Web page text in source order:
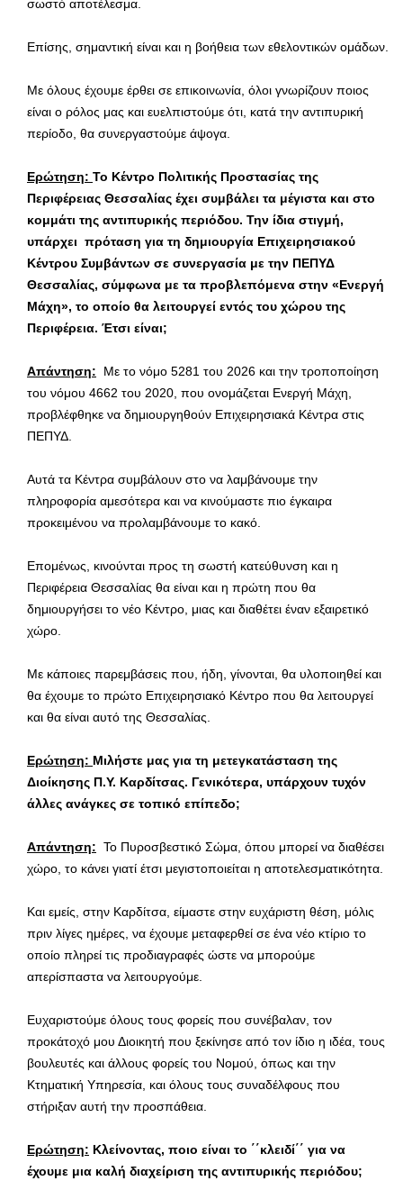
σωστό αποτέλεσμα.
Επίσης, σημαντική είναι και η βοήθεια των εθελοντικών ομάδων.
Με όλους έχουμε έρθει σε επικοινωνία, όλοι γνωρίζουν ποιος
είναι ο ρόλος μας και ευελπιστούμε ότι, κατά την αντιπυρική
περίοδο, θα συνεργαστούμε άψογα.
Ερώτηση: Το Κέντρο Πολιτικής Προστασίας της
Περιφέρειας Θεσσαλίας έχει συμβάλει τα μέγιστα και στο
κομμάτι της αντιπυρικής περιόδου. Την ίδια στιγμή,
υπάρχει πρόταση για τη δημιουργία Επιχειρησιακού
Κέντρου Συμβάντων σε συνεργασία με την ΠΕΠΥΔ
Θεσσαλίας, σύμφωνα με τα προβλεπόμενα στην «Ενεργή
Μάχη», το οποίο θα λειτουργεί εντός του χώρου της
Περιφέρεια. Έτσι είναι;
Απάντηση: Με το νόμο 5281 του 2026 και την τροποποίηση
του νόμου 4662 του 2020, που ονομάζεται Ενεργή Μάχη,
προβλέφθηκε να δημιουργηθούν Επιχειρησιακά Κέντρα στις
ΠΕΠΥΔ.
Αυτά τα Κέντρα συμβάλουν στο να λαμβάνουμε την
πληροφορία αμεσότερα και να κινούμαστε πιο έγκαιρα
προκειμένου να προλαμβάνουμε το κακό.
Επομένως, κινούνται προς τη σωστή κατεύθυνση και η
Περιφέρεια Θεσσαλίας θα είναι και η πρώτη που θα
δημιουργήσει το νέο Κέντρο, μιας και διαθέτει έναν εξαιρετικό
χώρο.
Με κάποιες παρεμβάσεις που, ήδη, γίνονται, θα υλοποιηθεί και
θα έχουμε το πρώτο Επιχειρησιακό Κέντρο που θα λειτουργεί
και θα είναι αυτό της Θεσσαλίας.
Ερώτηση: Μιλήστε μας για τη μετεγκατάσταση της
Διοίκησης Π.Υ. Καρδίτσας. Γενικότερα, υπάρχουν τυχόν
άλλες ανάγκες σε τοπικό επίπεδο;
Απάντηση: Το Πυροσβεστικό Σώμα, όπου μπορεί να διαθέσει
χώρο, το κάνει γιατί έτσι μεγιστοποιείται η αποτελεσματικότητα.
Και εμείς, στην Καρδίτσα, είμαστε στην ευχάριστη θέση, μόλις
πριν λίγες ημέρες, να έχουμε μεταφερθεί σε ένα νέο κτίριο το
οποίο πληρεί τις προδιαγραφές ώστε να μπορούμε
απερίσπαστα να λειτουργούμε.
Ευχαριστούμε όλους τους φορείς που συνέβαλαν, τον
προκάτοχό μου Διοικητή που ξεκίνησε από τον ίδιο η ιδέα, τους
βουλευτές και άλλους φορείς του Νομού, όπως και την
Κτηματική Υπηρεσία, και όλους τους συναδέλφους που
στήριξαν αυτή την προσπάθεια.
Ερώτηση: Κλείνοντας, ποιο είναι το ΄΄κλειδί΄΄ για να
έχουμε μια καλή διαχείριση της αντιπυρικής περιόδου;